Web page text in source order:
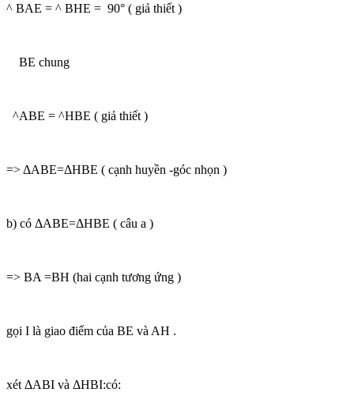
^ BAE = ^ BHE = 90° ( giả thiết )
BE chung
^ABE = ^HBE ( giả thiết )
=> ΔABE=ΔHBE ( cạnh huyền -góc nhọn )
b) có ΔABE=ΔHBE ( câu a )
=> BA =BH (hai cạnh tương ứng )
gọi I là giao điểm của BE và AH .
xét ΔABI và ΔHBI:có: